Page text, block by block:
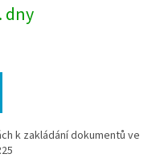
dny
k zakládání dokumentů ve